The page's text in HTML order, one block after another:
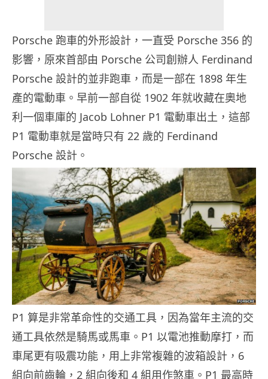
Porsche 跑車的外形設計，一直受 Porsche 356 的
影響，原來首部由 Porsche 公司創辦人 Ferdinand
Porsche 設計的並非跑車，而是一部在 1898 年生
產的電動車。早前一部自從 1902 年就收藏在奧地
利一個車庫的 Jacob Lohner P1 電動車出土，這部
P1 電動車就是當時只有 22 歲的 Ferdinand
Porsche 設計。
P1 算是非常革命性的交通工具，因為當年主流的交
通工具依然是騎馬或馬車。P1 以電池推動摩打，而
車尾更有吸震功能，用上非常複雜的波箱設計，6
組向前齒輪，2 組向後和 4 組用作煞車。P1 最高時